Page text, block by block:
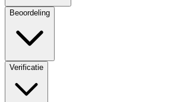
Beoordeling
Verificatie